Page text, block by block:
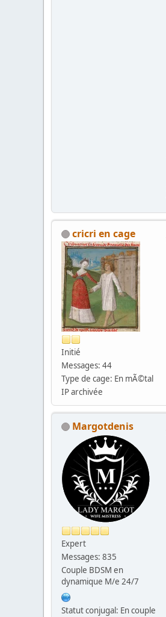
cricri en cage
Initié
Messages: 44
Type de cage: En mÃ©tal
IP archivée
Margotdenis
Expert
Messages: 835
Couple BDSM en
dynamique M/e 24/7
Statut conjugal: En couple